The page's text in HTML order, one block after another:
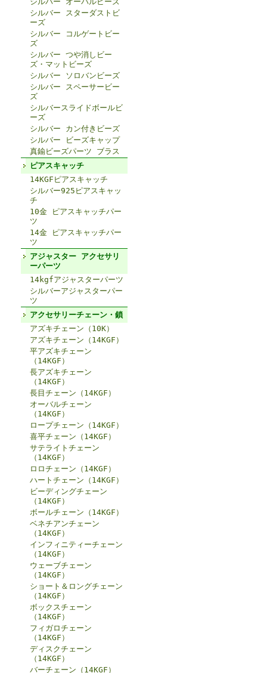
シルバー スターダストビ
ーズ
シルバー コルゲートビー
ズ
シルバー つや消しビー
ズ・マットビーズ
シルバー ソロバンビーズ
シルバー スペーサービー
ズ
シルバースライドボールビ
ーズ
シルバー カン付きビーズ
シルバー ビーズキャップ
真鍮ビーズパーツ ブラス
ピアスキャッチ
14KGFピアスキャッチ
シルバー925ピアスキャッ
チ
10金 ピアスキャッチパー
ツ
14金 ピアスキャッチパー
ツ
アジャスター アクセサリ
ーパーツ
14kgfアジャスターパーツ
シルバーアジャスターパー
ツ
アクセサリーチェーン・鎖
アズキチェーン（10K）
アズキチェーン（14KGF）
平アズキチェーン
（14KGF）
長アズキチェーン
（14KGF）
長目チェーン（14KGF）
オーバルチェーン
（14KGF）
ロープチェーン（14KGF）
喜平チェーン（14KGF）
サテライトチェーン
（14KGF）
ロロチェーン（14KGF）
ハートチェーン（14KGF）
ビーディングチェーン
（14KGF）
ボールチェーン（14KGF）
ベネチアンチェーン
（14KGF）
インフィニティーチェーン
（14KGF）
ウェーブチェーン
（14KGF）
ショート＆ロングチェーン
（14KGF）
ボックスチェーン
（14KGF）
フィガロチェーン
（14KGF）
ディスクチェーン
（14KGF）
バーチェーン（14KGF）